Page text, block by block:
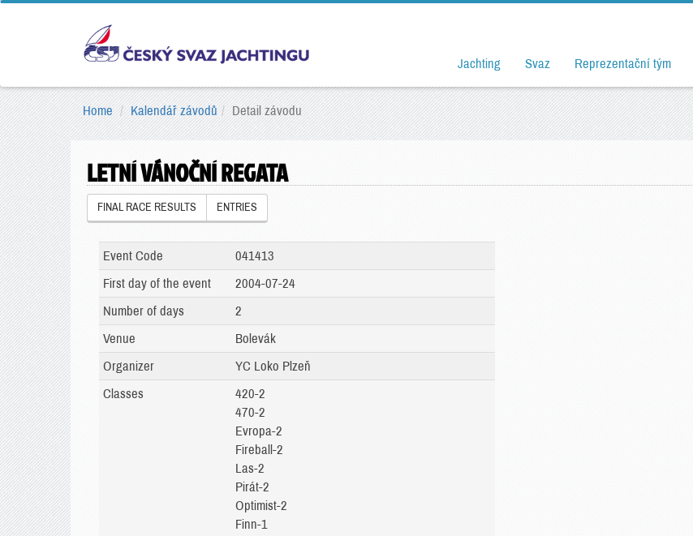
Jachting Svaz Reprezentační tým
Home Kalendář závodů Detail závodu
LETNÍ VÁNOČNÍ REGATA
FINAL RACE RESULTS ENTRIES
Event Code
041413
First day of the event
2004-07-24
Number of days
2
Venue
Bolevák
Organizer
YC Loko Plzeň
Classes
420-2
470-2
Evropa-2
Fireball-2
Las-2
Pirát-2
Optimist-2
Finn-1